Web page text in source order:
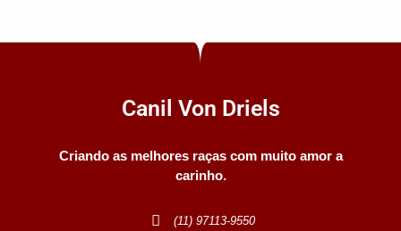
Canil Von Driels
Criando as melhores raças com muito amor a
carinho.
(11) 97113-9550